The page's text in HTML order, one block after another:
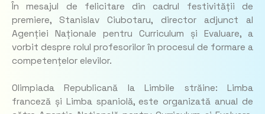
În mesajul de felicitare din cadrul festivității de
premiere, Stanislav Ciubotaru, director adjunct al
Agenției Naționale pentru Curriculum și Evaluare, a
vorbit despre rolul profesorilor în procesul de formare a
competențelor elevilor.
Olimpiada Republicană la Limbile străine: Limba
franceză și Limba spaniolă, este organizată anual de